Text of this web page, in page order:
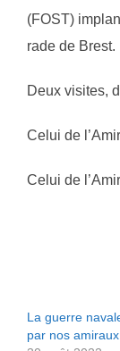
(FOST)
rade de Brest.
Deux visites,
Celui de
Celui de
La guerre
par nos amiraux